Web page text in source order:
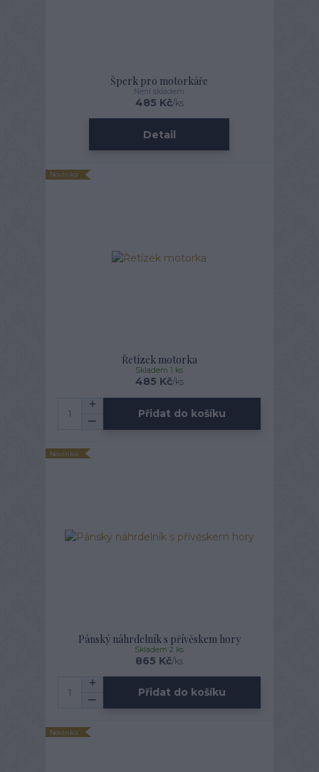
Šperk pro motorkáře
485 Kč/ks
Není skladem
Detail
Novinka
Řetízek motorka
485 Kč/ks
Skladem 1 ks
Přidat do košíku
Novinka
Pánský náhrdelník s přívěskem hory
865 Kč/ks
Skladem 2 ks
Přidat do košíku
Novinka